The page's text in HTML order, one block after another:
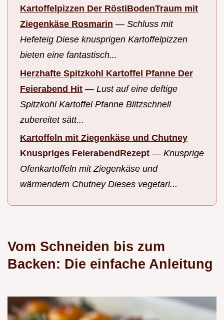
Kartoffelpizzen Der RöstiBodenTraum mit
Ziegenkäse Rosmarin — Schluss mit
Hefeteig Diese knusprigen Kartoffelpizzen
bieten eine fantastisch...
Herzhafte Spitzkohl Kartoffel Pfanne Der
Feierabend Hit — Lust auf eine deftige
Spitzkohl Kartoffel Pfanne Blitzschnell
zubereitet sätt...
Kartoffeln mit Ziegenkäse und Chutney
Knuspriges FeierabendRezept — Knusprige
Ofenkartoffeln mit Ziegenkäse und
wärmendem Chutney Dieses vegetari...
Vom Schneiden bis zum
Backen: Die einfache Anleitung